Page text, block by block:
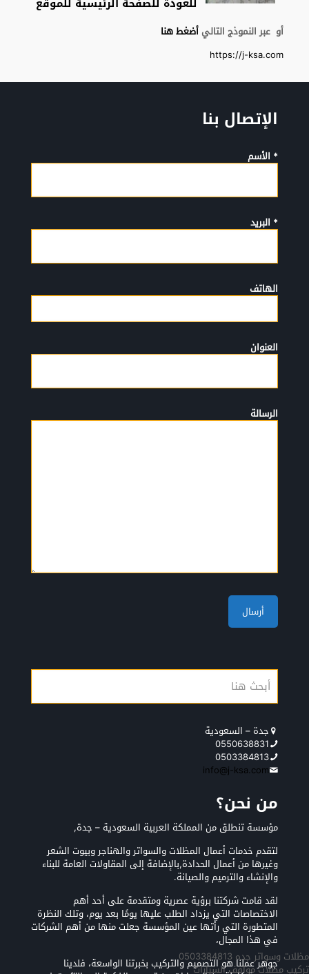
أو عبر النموذج التالي أضغط هنا
https://j-ksa.com
الإتصال بنا
* الأسم
* البريد
الهاتف
العنوان
الرسالة
جدة – السعودية
0550638831
0503384813
info@j-ksa.com
من نحن؟
مؤسسة تنطلق من المملكة العربية السعودية – جدة,
لتقدم خدمات أعمال المظلات والسواتر والهناجر وبيوت الشعر
وغيرها من أعمال الحدادة,بالإضافة إلى المقاولات العامة للبناء
والإنشاء والترميم والصيانة.
لقد قامت شركتنا برؤية عصرية ومتقدمة على أحد أهم
الاختصاصات التي يزداد الطلب عليها يومًا بعد يوم، وتلك النظرة
المتطورة التي رأتها عين المؤسسة جعلت منها من أهم الشركات
في هذا المجال،
جوهر عملنا هو التصميم والتركيب بخبرتنا الواسعة، فلدينا
مظلات وسواتر جده 0503384813
تركيب مظلات مواقف السيارات